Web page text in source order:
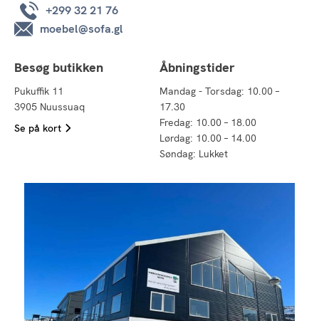
+299 32 21 76
moebel@sofa.gl
Besøg butikken
Pukuffik 11
3905 Nuussuaq
Se på kort
Åbningstider
Mandag - Torsdag: 10.00 –
17.30
Fredag: 10.00 – 18.00
Lørdag: 10.00 – 14.00
Søndag: Lukket